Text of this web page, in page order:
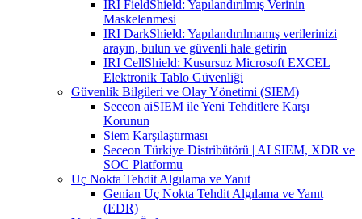
IRI FieldShield: Yapılandırılmış Verinin
Maskelenmesi
IRI DarkShield: Yapılandırılmamış verilerinizi
arayın, bulun ve güvenli hale getirin
IRI CellShield: Kusursuz Microsoft EXCEL
Elektronik Tablo Güvenliği
Güvenlik Bilgileri ve Olay Yönetimi (SIEM)
Seceon aiSIEM ile Yeni Tehditlere Karşı
Korunun
Siem Karşılaştırması
Seceon Türkiye Distribütörü | AI SIEM, XDR ve
SOC Platformu
Uç Nokta Tehdit Algılama ve Yanıt
Genian Uç Nokta Tehdit Algılama ve Yanıt
(EDR)